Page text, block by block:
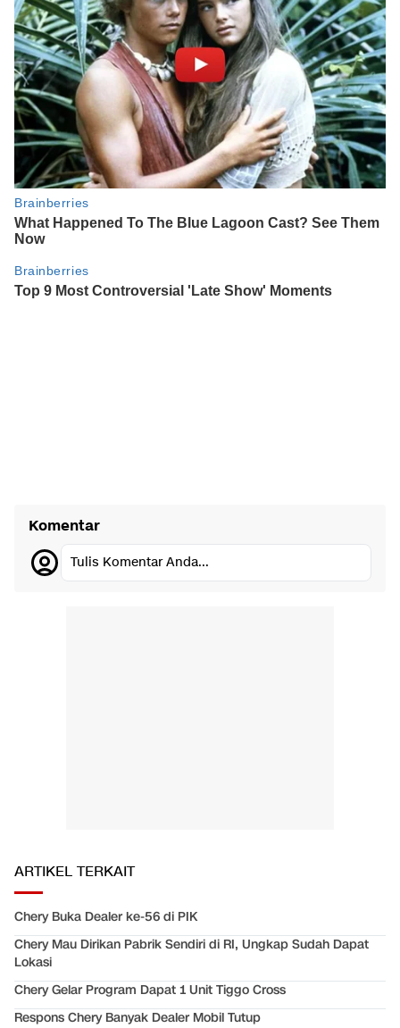
Komentar
Tulis Komentar Anda...
ARTIKEL TERKAIT
Chery Buka Dealer ke-56 di PIK
Chery Mau Dirikan Pabrik Sendiri di RI, Ungkap Sudah Dapat
Lokasi
Chery Gelar Program Dapat 1 Unit Tiggo Cross
Respons Chery Banyak Dealer Mobil Tutup